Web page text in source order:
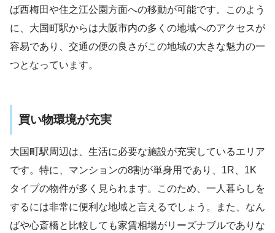
ば西梅田や住之江公園方面への移動が可能です。このよう
に、大国町駅からは大阪市内の多くの地域へのアクセスが
容易であり、交通の便の良さがこの地域の大きな魅力の一
つとなっています​​。
買い物環境が充実
大国町駅周辺は、生活に必要な施設が充実しているエリア
です。特に、マンションの8割が単身用であり、1R、1K
タイプの物件が多く見られます。このため、一人暮らしを
するには非常に便利な地域と言えるでしょう。また、なん
ばや心斎橋と比較しても家賃相場がリーズナブルでありな